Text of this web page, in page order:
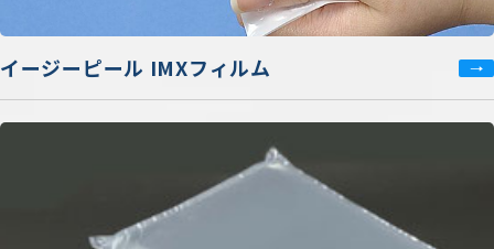
イージーピール IMXフィルム